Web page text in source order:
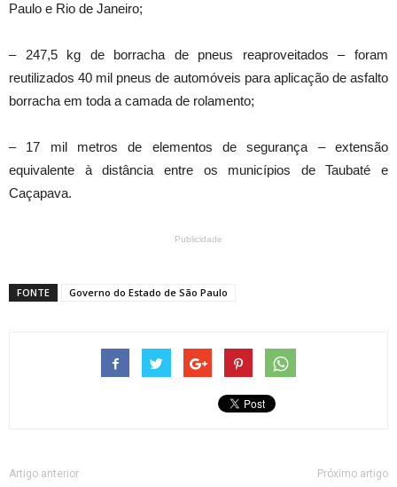
Paulo e Rio de Janeiro;
– 247,5 kg de borracha de pneus reaproveitados – foram
reutilizados 40 mil pneus de automóveis para aplicação de asfalto
borracha em toda a camada de rolamento;
– 17 mil metros de elementos de segurança – extensão
equivalente à distância entre os municípios de Taubaté e
Caçapava.
Publicidade
FONTE Governo do Estado de São Paulo
Artigo anterior Próximo artigo